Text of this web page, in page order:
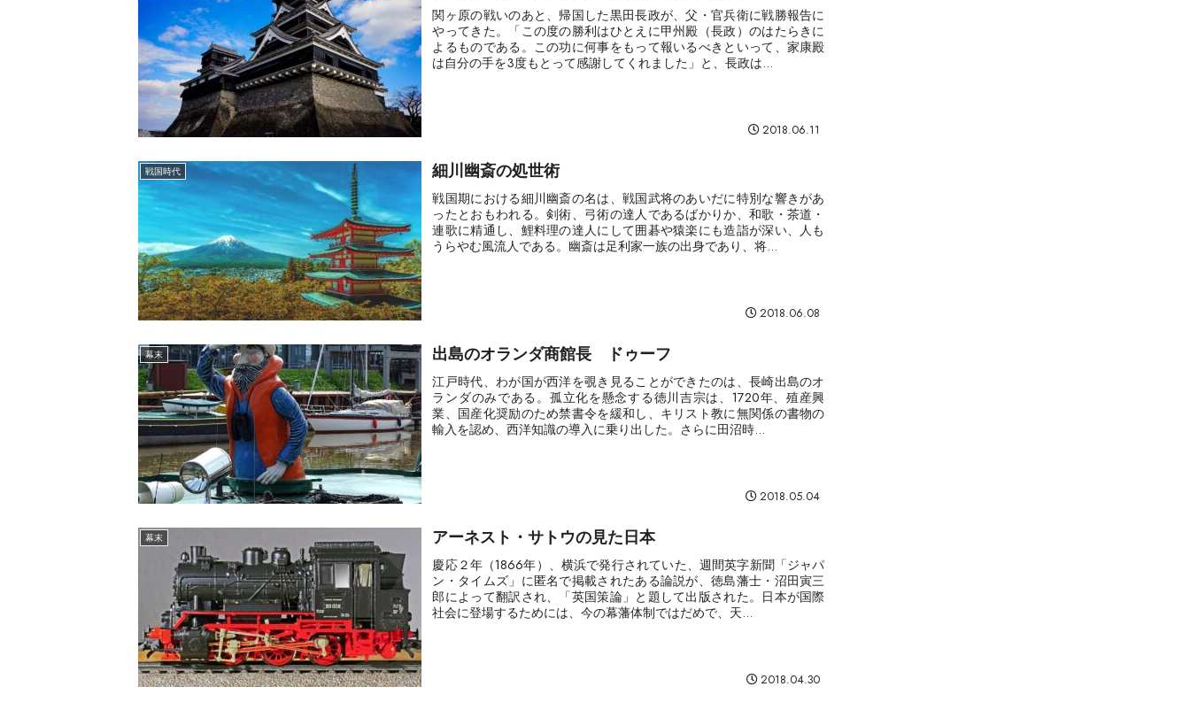
関ヶ原の戦いのあと、帰国した黒田長政が、父・官兵衛に戦勝報告に
やってきた。「この度の勝利はひとえに甲州殿（長政）のはたらきに
よるものである。この功に何事をもって報いるべきといって、家康殿
は自分の手を3度もとって感謝してくれました」と、長政は...
2018.06.11
戦国時代 細川幽斎の処世術
戦国期における細川幽斎の名は、戦国武将のあいだに特別な響きがあ
ったとおもわれる。剣術、弓術の達人であるばかりか、和歌・茶道・
連歌に精通し、鯉料理の達人にして囲碁や猿楽にも造詣が深い、人も
うらやむ風流人である。幽斎は足利家一族の出身であり、将...
2018.06.08
幕末 出島のオランダ商館長 ドゥーフ
江戸時代、わが国が西洋を覗き見ることができたのは、長崎出島のオ
ランダのみである。孤立化を懸念する徳川吉宗は、1720年、殖産興
業、国産化奨励のため禁書令を緩和し、キリスト教に無関係の書物の
輸入を認め、西洋知識の導入に乗り出した。さらに田沼時...
2018.05.04
幕末 アーネスト・サトウの見た日本
慶応２年（1866年）、横浜で発行されていた、週間英字新聞「ジャパ
ン・タイムズ」に匿名で掲載されたある論説が、徳島藩士・沼田寅三
郎によって翻訳され、「英国策論」と題して出版された。日本が国際
社会に登場するためには、今の幕藩体制ではだめで、天...
2018.04.30